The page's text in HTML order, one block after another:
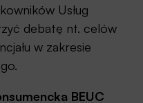
Usług
debatę nt. celów
w zakresie
BEUC